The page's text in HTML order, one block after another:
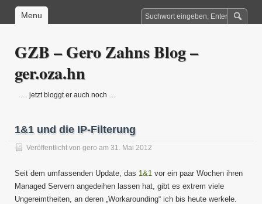
Menu
GZB – Gero Zahns Blog –
ger.oza.hn
… jetzt bloggt er auch noch …
1&1 und die IP-Filterung
Veröffentlicht von gero am 31. Mai 2012
Seit dem umfassenden Update, das 1&1 vor ein paar Wochen ihren
Managed Servern angedeihen lassen hat, gibt es extrem viele
Ungereimtheiten, an deren „Workarounding“ ich bis heute werkele.